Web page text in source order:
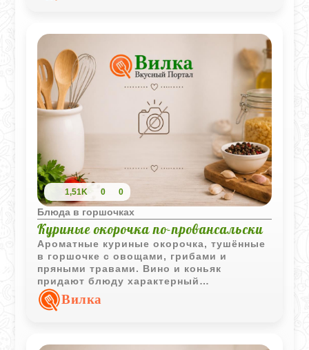
1,51K 0 0
Блюда в горшочках
Куриные окорочка по-провансальски
Ароматные куриные окорочка, тушённые
в горшочке с овощами, грибами и
пряными травами. Вино и коньяк
придают блюду характерный
провансальский оттенок и насыщенный
вкус.Вилка